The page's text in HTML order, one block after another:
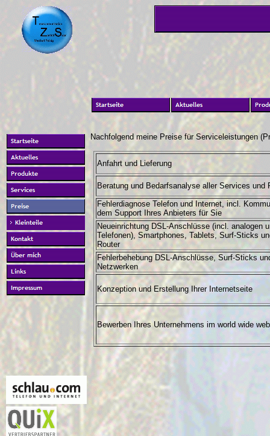
Nachfolgend meine Preise für Serviceleistungen
Anfahrt und Lieferung
Beratung und Bedarfsanalyse aller Services und
Fehlerdiagnose Telefon und Internet, incl.
dem Support Ihres Anbieters für Sie
Neueinrichtung DSL-Anschlüsse (incl. analogen
Telefonen), Smartphones, Tablets, Surf-Sticks
Router
Fehlerbehebung DSL-Anschlüsse, Surf-Sticks
Netzwerken
Konzeption und Erstellung Ihrer Internetseite
Bewerben Ihres Unternehmens im world wide web